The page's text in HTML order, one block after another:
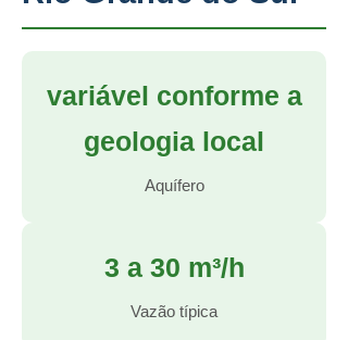
variável conforme a
geologia local
Aquífero
3 a 30 m³/h
Vazão típica